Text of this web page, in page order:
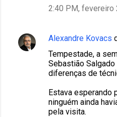
2:40 PM, fevereiro
Alexandre Kovacs
Tempestade, a
Sebastião
diferenças de
Estava esperando
ninguém ainda
pela visita.